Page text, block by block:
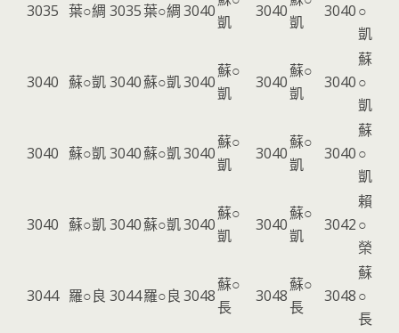
3035 葉○綢 3035葉○綢3040
凱
3040
凱
3040○
凱
3040 蘇○凱3040蘇○凱3040
蘇○
凱
3040
蘇○
凱
3040
蘇
○
凱
3040 蘇○凱3040蘇○凱3040
蘇○
凱
3040
蘇○
凱
3040
蘇
○
凱
3040 蘇○凱3040蘇○凱3040
蘇○
凱
3040
蘇○
凱
3042
賴
○
榮
3044 羅○良 3044羅○良 3048
蘇○
長
3048
蘇○
長
3048
蘇
○
長